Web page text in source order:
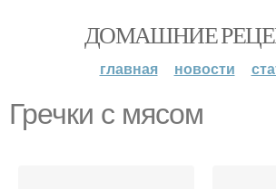
ДОМАШНИЕ
главная новости
Гречки с мясом